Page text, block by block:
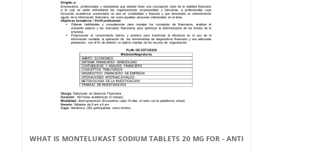
WHAT IS MONTELUKAST SODIUM TABLETS 20 MG FOR - ANTI